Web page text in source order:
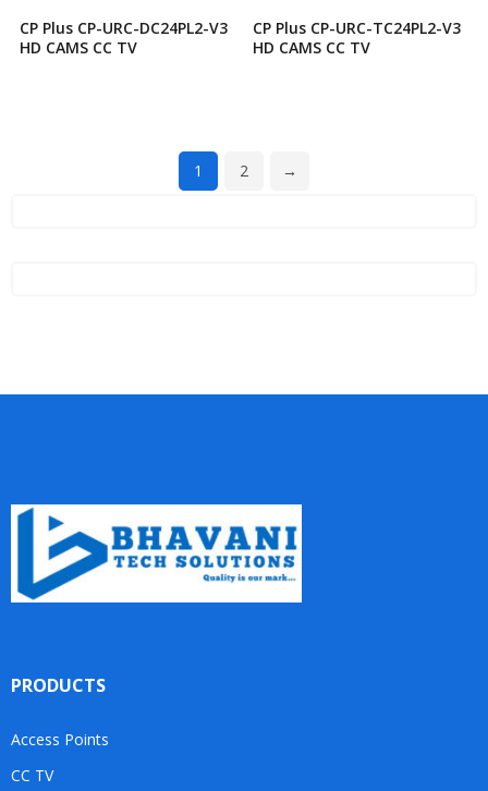
CP Plus CP-URC-DC24PL2-V3
HD CAMS CC TV
CP Plus CP-URC-TC24PL2-V3
HD CAMS CC TV
1 2 →
PRODUCTS
Access Points
CC TV